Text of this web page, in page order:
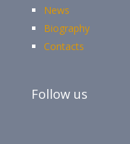
News
Biography
Contacts
Follow us